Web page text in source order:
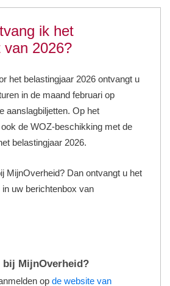
ik het
van 2026?
het belastingjaar 2026 ontvangt u
in de maand februari op
aanslagbiljetten. Op het
de WOZ-beschikking met de
belastingjaar 2026.
MijnOverheid? Dan ontvangt u het
uw berichtenbox van
bij MijnOverheid?
op de website van